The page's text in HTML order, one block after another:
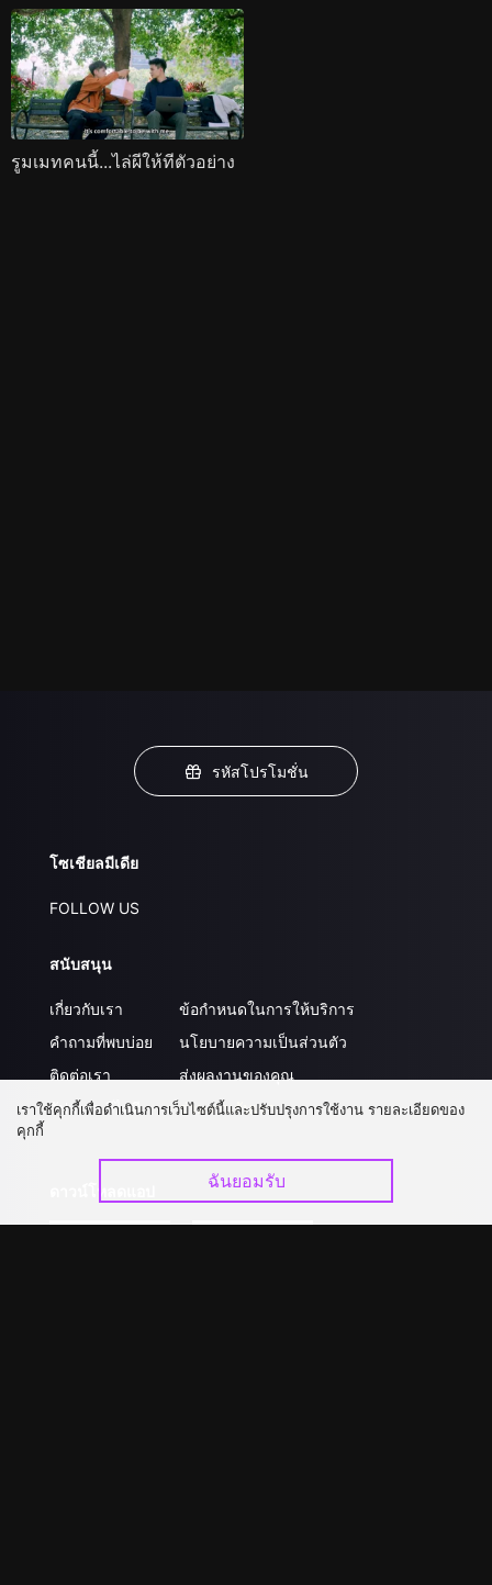
รูมเมทคนนี้...ไล่ผีให้ทีตัวอย่าง
รหัสโปรโมชั่น
โซเชียลมีเดีย
FOLLOW US
สนับสนุน
เกี่ยวกับเรา
คำถามที่พบบ่อย
ติดต่อเรา
อัปเกรด วีไอพี
ข้อกำหนดในการให้บริการ
นโยบายความเป็นส่วนตัว
ส่งผลงานของคุณ
ร่วมงานกับเรา
เราใช้คุกกี้เพื่อดำเนินการเว็บไซต์นี้และปรับปรุงการใช้งาน รายละเอียดของ
คุกกี้
ฉันยอมรับ